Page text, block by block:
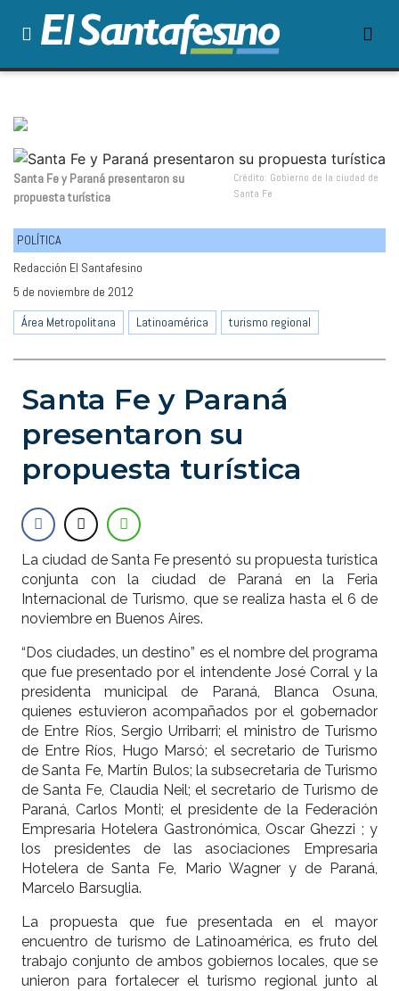
Santa Fe y Paraná presentaron su
propuesta turística
Crédito: Gobierno de la ciudad de
Santa Fe
POLÍTICA
Redacción El Santafesino
5 de noviembre de 2012
Área Metropolitana
Latinoamérica turismo regional
Santa Fe y Paraná
presentaron su
propuesta turística
La ciudad de Santa Fe presentó su propuesta turística
conjunta con la ciudad de Paraná en la Feria
Internacional de Turismo, que se realiza hasta el 6 de
noviembre en Buenos Aires.
“Dos ciudades, un destino” es el nombre del programa
que fue presentado por el intendente José Corral y la
presidenta municipal de Paraná, Blanca Osuna,
quienes estuvieron acompañados por el gobernador
de Entre Ríos, Sergio Urribarri; el ministro de Turismo
de Entre Ríos, Hugo Marsó; el secretario de Turismo
de Santa Fe, Martín Bulos; la subsecretaria de Turismo
de Santa Fe, Claudia Neil; el secretario de Turismo de
Paraná, Carlos Monti; el presidente de la Federación
Empresaria Hotelera Gastronómica, Oscar Ghezzi ; y
los presidentes de las asociaciones Empresaria
Hotelera de Santa Fe, Mario Wagner y de Paraná,
Marcelo Barsuglia.
La propuesta que fue presentada en el mayor
encuentro de turismo de Latinoamérica, es fruto del
trabajo conjunto de ambos gobiernos locales, que se
unieron para fortalecer el turismo regional junto al